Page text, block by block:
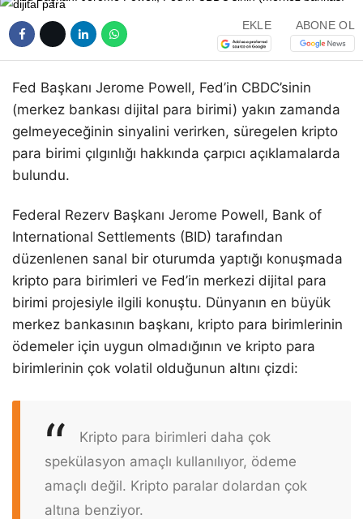
EKLE ABONE OL
Fed Başkanı Jerome Powell, Fed’in CBDC’sinin
(merkez bankası dijital para birimi) yakın zamanda
gelmeyeceğinin sinyalini verirken, süregelen kripto
para birimi çılgınlığı hakkında çarpıcı açıklamalarda
bulundu.
Federal Rezerv Başkanı Jerome Powell, Bank of
International Settlements (BID) tarafından
düzenlenen sanal bir oturumda yaptığı konuşmada
kripto para birimleri ve Fed’in merkezi dijital para
birimi projesiyle ilgili konuştu. Dünyanın en büyük
merkez bankasının başkanı, kripto para birimlerinin
ödemeler için uygun olmadığının ve kripto para
birimlerinin çok volatil olduğunun altını çizdi:
Kripto para birimleri daha çok
spekülasyon amaçlı kullanılıyor, ödeme
amaçlı değil. Kripto paralar dolardan çok
altına benziyor.